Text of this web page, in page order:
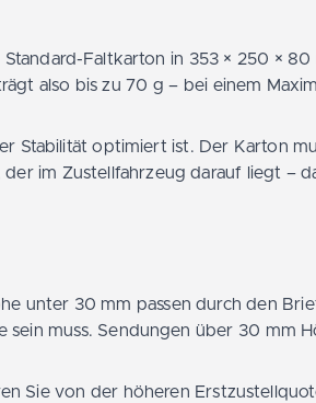
Faltkarton in 353 × 250 × 80
also bis zu 70 g – bei einem
Stabilität optimiert ist. Der Karton
im Zustellfahrzeug darauf liegt –
unter 30 mm passen durch den
muss. Sendungen über 30 mm
Sie von der höheren